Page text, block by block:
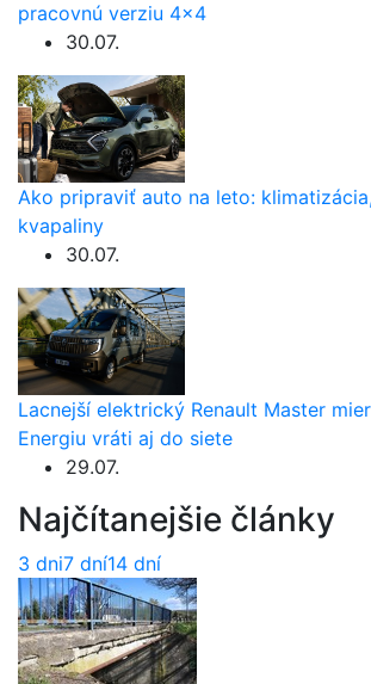
pracovnú verziu 4×4
30.07.
Ako pripraviť auto na leto:
kvapaliny
30.07.
Lacnejší elektrický Renault Master
Energiu vráti aj do siete
29.07.
Najčítanejšie články
3 dni7 dní14 dní